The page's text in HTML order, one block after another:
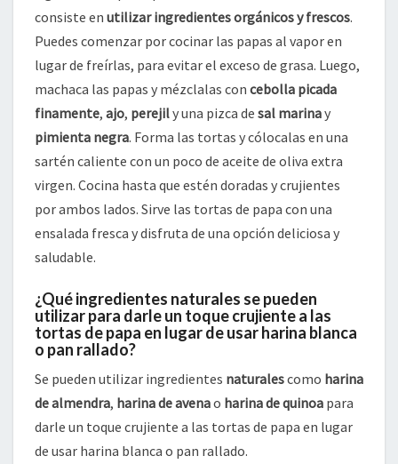
consiste en utilizar ingredientes orgánicos y frescos.
Puedes comenzar por cocinar las papas al vapor en
lugar de freírlas, para evitar el exceso de grasa. Luego,
machaca las papas y mézclalas con cebolla picada
finamente, ajo, perejily una pizca de sal marinay
pimienta negra. Forma las tortas y cólocalas en una
sartén caliente con un poco de aceite de oliva extra
virgen. Cocina hasta que estén doradas y crujientes
por ambos lados. Sirve las tortas de papa con una
ensalada fresca y disfruta de una opción deliciosa y
saludable.
¿Qué ingredientes naturales se pueden
utilizar para darle un toque crujiente a las
tortas de papa en lugar de usar harina blanca
o pan rallado?
Se pueden utilizar ingredientes naturalescomo harina
de almendra, harina de avenao harina de quinoa para
darle un toque crujiente a las tortas de papa en lugar
de usar harina blanca o pan rallado.